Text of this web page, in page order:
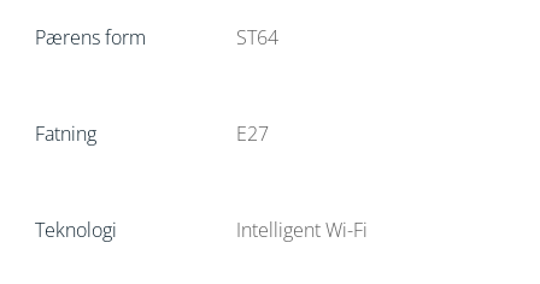
Pærens form ST64
Fatning E27
Teknologi Intelligent Wi-Fi